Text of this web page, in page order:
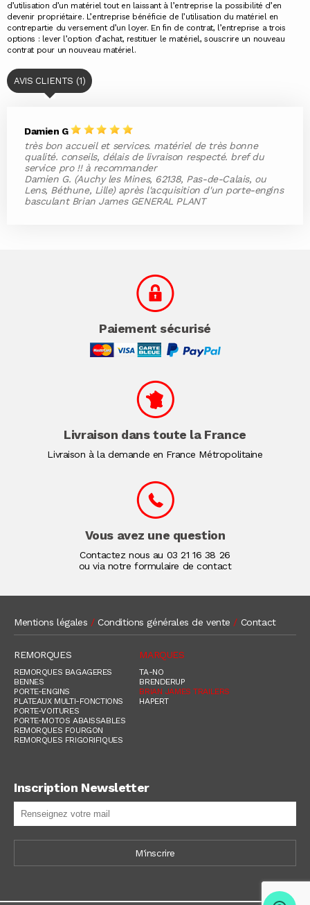
d’utilisation d’un matériel tout en laissant à l’entreprise la possibilité d’en
devenir propriétaire. L’entreprise bénéficie de l’utilisation du matériel en
contrepartie du versement d’un loyer. En fin de contrat, l’entreprise a trois
options : lever l’option d’achat, restituer le matériel, souscrire un nouveau
contrat pour un nouveau matériel.
AVIS CLIENTS (1)
Damien G
très bon accueil et services. matériel de très bonne
qualité. conseils, délais de livraison respecté. bref du
service pro !! à recommander
Damien G. (Auchy les Mines, 62138, Pas-de-Calais, ou
Lens, Béthune, Lille) après l'acquisition d'un porte-engins
basculant Brian James GENERAL PLANT
Paiement sécurisé
Livraison dans toute la France
Livraison à la demande en France Métropolitaine
Vous avez une question
Contactez nous au 03 21 16 38 26
ou via notre formulaire de contact
Mentions légales / Conditions générales de vente / Contact
REMORQUES
REMORQUES BAGAGERES
BENNES
PORTE-ENGINS
PLATEAUX MULTI-FONCTIONS
PORTE-VOITURES
PORTE-MOTOS ABAISSABLES
REMORQUES FOURGON
REMORQUES FRIGORIFIQUES
MARQUES
TA-NO
BRENDERUP
BRIAN JAMES TRAILERS
HAPERT
Inscription Newsletter
M'inscrire